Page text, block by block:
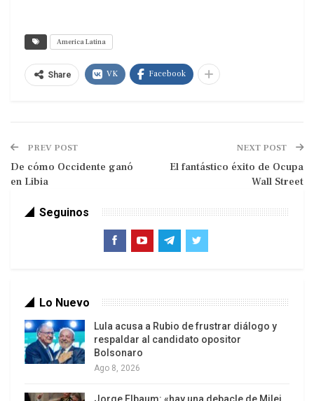
ecológica.
En una declaración de prensa, el Jefe del Estado
informó sobre esa determinación que -aseguró-
indígenas. «Se dispone que la carretera Villa
Tunari-San Ignacio de Moxos o cualquier otra no
atravesará el Territorio Indígena Parque nacional
Isiboro Sécure (TIPNIS)», será la modificación
principal a ese proyecto de Ley, remarcó.
America Latina
Share VK Facebook
PREV POST
De cómo Occidente ganó
en Libia
NEXT POST
El fantástico éxito de Ocupa
Wall Street
Seguinos
Lo Nuevo
Lula acusa a Rubio de frustrar diálogo y
respaldar al candidato opositor
Bolsonaro
Ago 8, 2026
Jorge Elbaum: «hay una debacle de Milei